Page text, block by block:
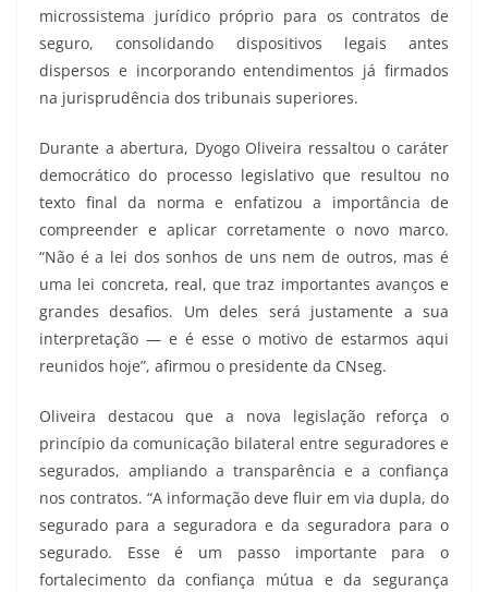
microssistema jurídico próprio para os contratos de
seguro, consolidando dispositivos legais antes
dispersos e incorporando entendimentos já firmados
na jurisprudência dos tribunais superiores.
Durante a abertura, Dyogo Oliveira ressaltou o caráter
democrático do processo legislativo que resultou no
texto final da norma e enfatizou a importância de
compreender e aplicar corretamente o novo marco.
“Não é a lei dos sonhos de uns nem de outros, mas é
uma lei concreta, real, que traz importantes avanços e
grandes desafios. Um deles será justamente a sua
interpretação — e é esse o motivo de estarmos aqui
reunidos hoje”, afirmou o presidente da CNseg.
Oliveira destacou que a nova legislação reforça o
princípio da comunicação bilateral entre seguradores e
segurados, ampliando a transparência e a confiança
nos contratos. “A informação deve fluir em via dupla, do
segurado para a seguradora e da seguradora para o
segurado. Esse é um passo importante para o
fortalecimento da confiança mútua e da segurança